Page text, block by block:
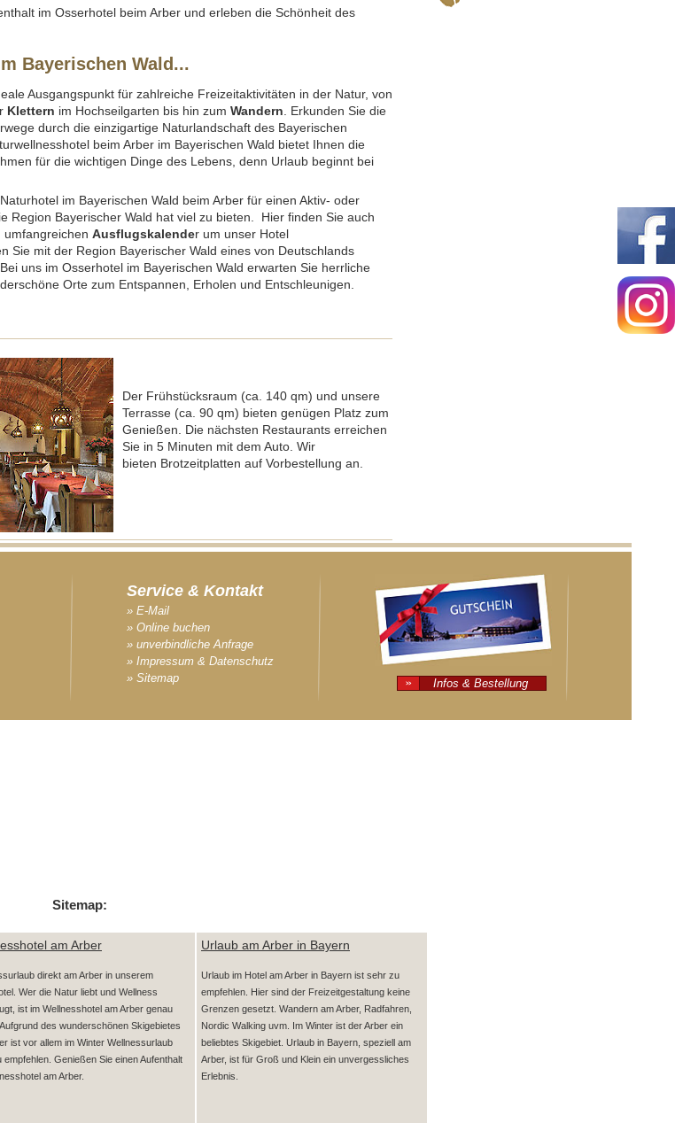
im Osserhotel beim Arber und erleben die Schönheit des
Bayerischen Wald...
Ausgangspunkt für zahlreiche Freizeitaktivitäten in der Natur, von
Klettern im Hochseilgarten bis hin zum Wandern . Erkunden Sie die
durch die einzigartige Naturlandschaft des Bayerischen
beim Arber im Bayerischen Wald bietet Ihnen die
für die wichtigen Dinge des Lebens, denn Urlaub beginnt bei
im Bayerischen Wald beim Arber für einen Aktiv- oder
Region Bayerischer Wald hat viel zu bieten. Hier finden Sie auch
umfangreichen Ausflugskalender um unser Hotel
Sie mit der Region Bayerischer Wald eines von Deutschlands
uns im Osserhotel im Bayerischen Wald erwarten Sie herrliche
Orte zum Entspannen, Erholen und Entschleunigen.
Der Frühstücksraum (ca. 140 qm) und unsere
Terrasse (ca. 90 qm) bieten genügen Platz zum
Genießen. Die nächsten Restaurants erreichen
Sie in 5 Minuten mit dem Auto. Wir
bieten Brotzeitplatten auf Vorbestellung an.
Service & Kontakt
» E-Mail
» Online buchen
» unverbindliche Anfrage
» Impressum & Datenschutz
» Sitemap
Infos & Bestellung
Sitemap:
am Arber
direkt am Arber in unserem
Wer die Natur liebt und Wellness
ist im Wellnesshotel am Arber genau
des wunderschönen Skigebietes
ist vor allem im Winter Wellnessurlaub
empfehlen. Genießen Sie einen Aufenthalt
am Arber.
Urlaub am Arber in Bayern
Urlaub im Hotel am Arber in Bayern ist sehr zu
empfehlen. Hier sind der Freizeitgestaltung keine
Grenzen gesetzt. Wandern am Arber, Radfahren,
Nordic Walking uvm. Im Winter ist der Arber ein
beliebtes Skigebiet. Urlaub in Bayern, speziell am
Arber, ist für Groß und Klein ein unvergessliches
Erlebnis.